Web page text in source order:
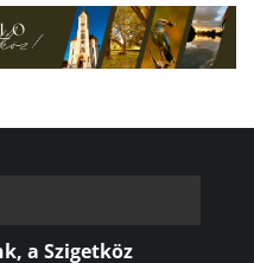
a Szigetköz